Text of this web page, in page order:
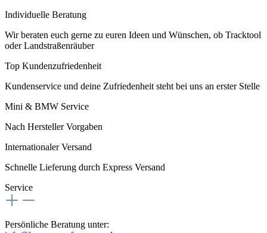
Individuelle Beratung
Wir beraten euch gerne zu euren Ideen und Wünschen, ob Tracktool
oder Landstraßenräuber
Top Kundenzufriedenheit
Kundenservice und deine Zufriedenheit steht bei uns an erster Stelle
Mini & BMW Service
Nach Hersteller Vorgaben
Internationaler Versand
Schnelle Lieferung durch Express Versand
Service
Persönliche Beratung unter: